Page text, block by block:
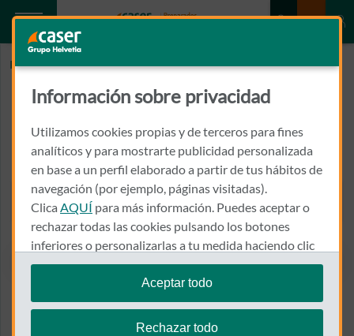
Inicio CLINICA FISIOTERAPIA EL ARCO
CLINICA FISIOTERAPIA EL ARCO
05200 - AREVALO
920 300 349
Llamar a CLINICA
Ver el mapa en Google Maps
Información sobre privacidad
Utilizamos cookies propias y de terceros para fines
analíticos y para mostrarte publicidad personalizada
en base a un perfil elaborado a partir de tus hábitos de
navegación (por ejemplo, páginas visitadas).
Clica AQUÍ para más información. Puedes aceptar o
rechazar todas las cookies pulsando los botones
inferiores o personalizarlas a tu medida haciendo clic
en"configurar cookies".
Te recordamos que puedes modificar tus ajustes de
cookies en cualquier momento en la sección
Aceptar todo
Rechazar todo